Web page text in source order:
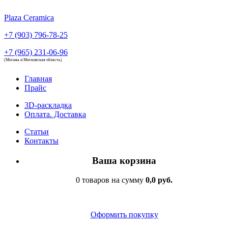
Plaza Ceramica
+7 (903) 796-78-25
+7 (965) 231-06-96
(Москва и Московская область)
Главная
Прайс
3D-раскладка
Оплата. Доставка
Статьи
Контакты
Ваша корзина
0 товаров на сумму 0,0 руб.
Оформить покупку